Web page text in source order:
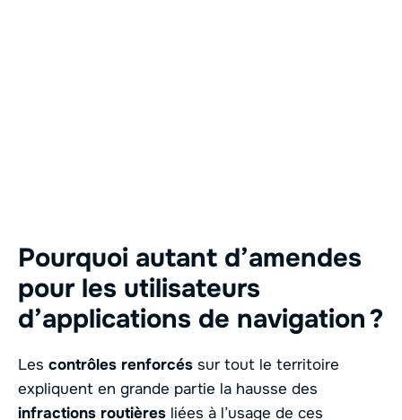
Pourquoi autant d’amendes
pour les utilisateurs
d’applications de navigation ?
Les contrôles renforcés sur tout le territoire
expliquent en grande partie la hausse des
infractions routières liées à l’usage de ces